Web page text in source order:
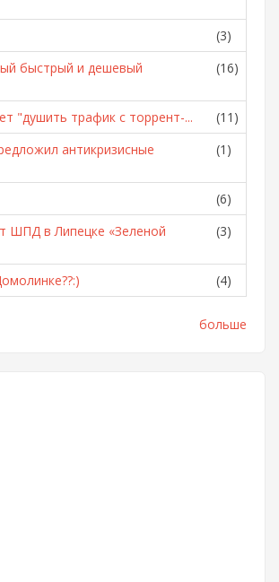
(3)
быстрый и дешевый
(16)
"душить трафик с торрент-...
(11)
антикризисные
(1)
(6)
ШПД в Липецке «Зеленой
(3)
(4)
больше